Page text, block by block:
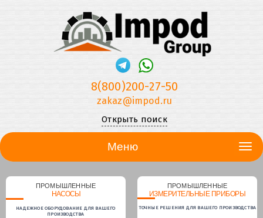
8(800)200-27-50
zakaz@impod.ru
Открыть поиск
Меню
ПРОМЫШЛЕННЫЕ
НАСОСЫ
НАДЕЖНОЕ ОБОРУДОВАНИЕ ДЛЯ ВАШЕГО
ПРОИЗВОДСТВА
ПРОМЫШЛЕННЫЕ
ИЗМЕРИТЕЛЬНЫЕ ПРИБОРЫ
ТОЧНЫЕ РЕШЕНИЯ ДЛЯ ВАШЕГО ПРОИЗВОДСТВА